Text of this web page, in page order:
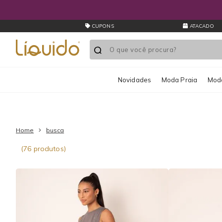
CUPONS ATACADO
Novidades Moda Praia
Home busca
(76 produtos)